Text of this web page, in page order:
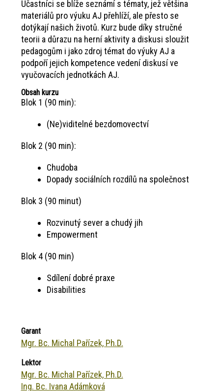
Účastníci se blíže seznámí s tématy, jež většina
materiálů pro výuku AJ přehlíží, ale přesto se
dotýkají našich životů. Kurz bude díky stručné
teorii a důrazu na herní aktivity a diskusi sloužit
pedagogům i jako zdroj témat do výuky AJ a
podpoří jejich kompetence vedení diskusí ve
vyučovacích jednotkách AJ.
Obsah kurzu
Blok 1 (90 min):
(Ne)viditelné bezdomovectví
Blok 2 (90 min):
Chudoba
Dopady sociálních rozdílů na společnost
Blok 3 (90 minut)
Rozvinutý sever a chudý jih
Empowerment
Blok 4 (90 min)
Sdílení dobré praxe
Disabilities
Garant
Mgr. Bc. Michal Pařízek, Ph.D.
Lektor
Mgr. Bc. Michal Pařízek, Ph.D.
Ing. Bc. Ivana Adámková